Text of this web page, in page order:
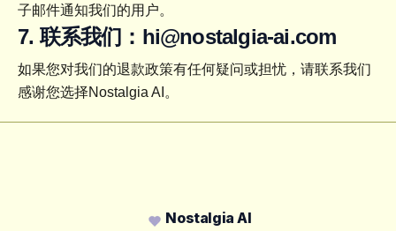
子邮件通知我们的用户。
7. 联系我们： hi@nostalgia-ai.com
如果您对我们的退款政策有任何疑问或担忧，请联系我们
感谢您选择Nostalgia AI。
Nostalgia AI